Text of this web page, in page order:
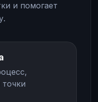
и помогает